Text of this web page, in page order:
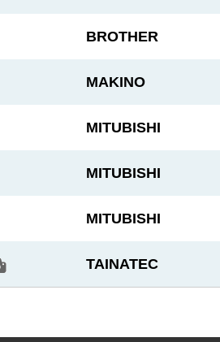
BROTHER
MAKINO
MITUBISHI
MITUBISHI
MITUBISHI
TAINATEC